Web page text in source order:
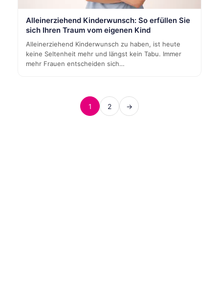
Alleinerziehend Kinderwunsch: So erfüllen Sie
sich Ihren Traum vom eigenen Kind
Alleinerziehend Kinderwunsch zu haben, ist heute
keine Seltenheit mehr und längst kein Tabu. Immer
mehr Frauen entscheiden sich…
1 2 →